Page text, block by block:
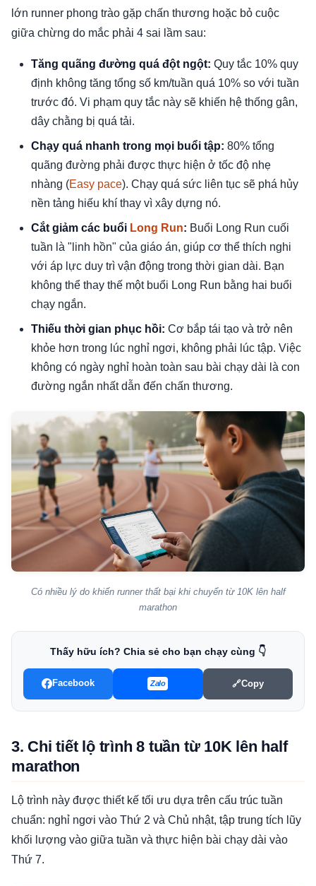
lớn runner phong trào gặp chấn thương hoặc bỏ cuộc
giữa chừng do mắc phải 4 sai lầm sau:
Tăng quãng đường quá đột ngột: Quy tắc 10% quy
định không tăng tổng số km/tuần quá 10% so với tuần
trước đó. Vi phạm quy tắc này sẽ khiến hệ thống gân,
dây chằng bị quá tải.
Chạy quá nhanh trong mọi buổi tập: 80% tổng
quãng đường phải được thực hiện ở tốc độ nhẹ
nhàng (Easy pace). Chạy quá sức liên tục sẽ phá hủy
nền tảng hiếu khí thay vì xây dựng nó.
Cắt giảm các buổi Long Run: Buổi Long Run cuối
tuần là "linh hồn" của giáo án, giúp cơ thể thích nghi
với áp lực duy trì vận động trong thời gian dài. Bạn
không thể thay thế một buổi Long Run bằng hai buổi
chạy ngắn.
Thiếu thời gian phục hồi: Cơ bắp tái tạo và trở nên
khỏe hơn trong lúc nghỉ ngơi, không phải lúc tập. Việc
không có ngày nghỉ hoàn toàn sau bài chạy dài là con
đường ngắn nhất dẫn đến chấn thương.
Có nhiều lý do khiến runner thất bại khi chuyển từ 10K lên half
marathon
Thấy hữu ích? Chia sẻ cho bạn chạy cùng 👇
Facebook Zalo 🔗Copy
3. Chi tiết lộ trình 8 tuần từ 10K lên half
marathon
Lộ trình này được thiết kế tối ưu dựa trên cấu trúc tuần
chuẩn: nghỉ ngơi vào Thứ 2 và Chủ nhật, tập trung tích lũy
khối lượng vào giữa tuần và thực hiện bài chạy dài vào
Thứ 7.